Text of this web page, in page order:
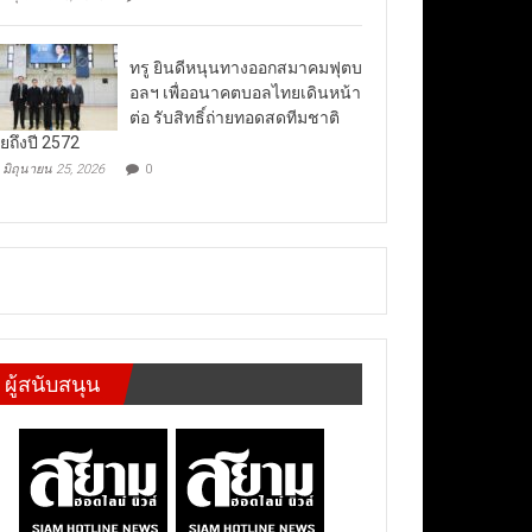
ทรู ยินดีหนุนทางออกสมาคมฟุตบ
อลฯ เพื่ออนาคตบอลไทยเดินหน้า
ต่อ รับสิทธิ์ถ่ายทอดสดทีมชาติ
ถึงปี 2572
มิถุนายน 25, 2026 0
ผู้สนับสนุน